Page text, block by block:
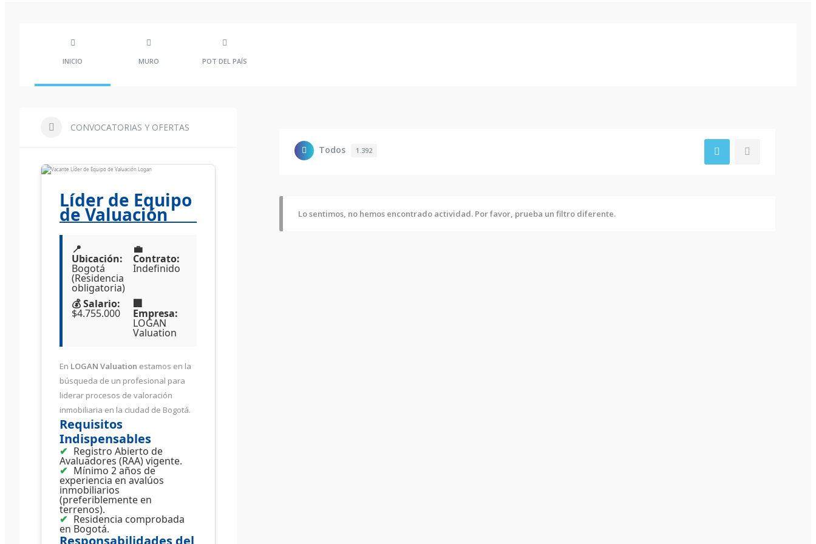
INICIO MURO POT DEL PAÍS
Todos 1.392
Lo sentimos, no hemos encontrado actividad. Por favor, prueba un filtro diferente.
CONVOCATORIAS Y OFERTAS
Líder de Equipo
de Valuación
📍
Ubicación:
Bogotá
(Residencia
obligatoria)
💼
Contrato:
Indefinido
💰 Salario:
$4.755.000
🏢
Empresa:
LOGAN
Valuation
En LOGAN Valuation estamos en la
búsqueda de un profesional para
liderar procesos de valoración
inmobiliaria en la ciudad de Bogotá.
Requisitos
Indispensables
Registro Abierto de
Avaluadores (RAA) vigente.
Mínimo 2 años de
experiencia en avalúos
inmobiliarios
(preferiblemente en
terrenos).
Residencia comprobada
en Bogotá.
Responsabilidades del